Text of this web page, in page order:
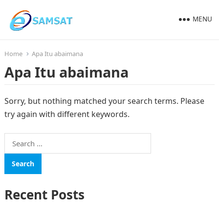
MENU
Home Apa Itu abaimana
Apa Itu abaimana
Sorry, but nothing matched your search terms. Please
try again with different keywords.
Search
for:
Recent Posts